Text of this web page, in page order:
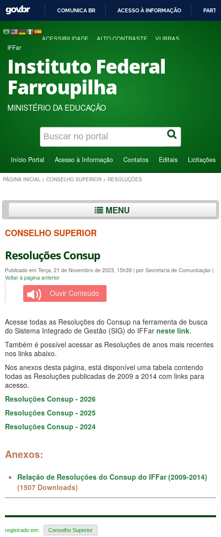
COMUNICA BR ACESSO À INFORMAÇÃO
ACESSIBILIDADE ALTO CONTRASTE VLIBRAS
IFFar
Instituto Federal
Farroupilha
MINISTÉRIO DA EDUCAÇÃO
Início Portal Acesso à Informação Contatos Editais Licitações
PÁGINA INICIAL > CONSELHO SUPERIOR > RESOLUÇÕES
MENU
CONSELHO SUPERIOR
Resoluções Consup
Publicado em Terça, 21 de Novembro de 2023, 15h39 | por Secretaria de Comunicação |
Voltar à página anterior
Ouvir Conteúdo
Acesse todas as Resoluções do Consup na ferramenta de busca
do Sistema Integrado de Gestão (SIG) do IFFar neste link.
Também é possível acessar as Resoluções de anos mais recentes
nos links abaixo.
Nos anexos desta página, está disponível uma tabela contendo
todas as Resoluções publicadas de 2009 a 2014 com links para
acesso.
Resoluções Consup - 2026
Resoluções Consup - 2025
Resoluções Consup - 2024
Anexos:
Relação de Resoluções do Consup do IFFar (2009-2014)
(1507 Downloads)
registrado em: Conselho Superior